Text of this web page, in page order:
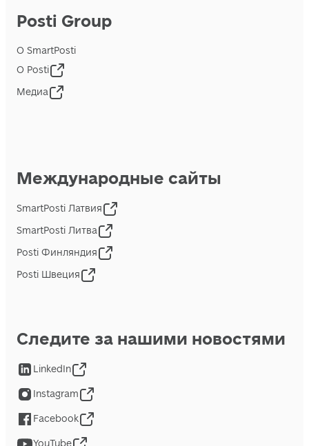
Posti Group
О SmartPosti
О Posti
Медиа
Международные сайты
SmartPosti Латвия
SmartPosti Литва
Posti Финляндия
Posti Швеция
Следите за нашими новостями
LinkedIn
Instagram
Facebook
YouTube